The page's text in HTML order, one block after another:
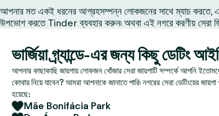
আপনার মত একই ধরনের আগ্রহসম্পন্ন লোকজনের সাথে ম্যাচ করতে,
উপভোগ করতে Tinder ব্যবহার করুন৷ অথবা এই নগরে করণীয় সেরা
ভার্জিয়া গ্র্যান্ডে-এর জন্য কিছু ডেটিং
আপনার কাছাকাছি জায়গায় লোকজন খোঁজার সেরা জায়গাটি সম্পর্কে আপনি
কোথায় নিয়ে যাবেন? আমরা আপনাকে জানাতে পারি৷ নগরের সেরা ডেটিংয়ের
হয়েছে:
Mãe Bonifácia Park